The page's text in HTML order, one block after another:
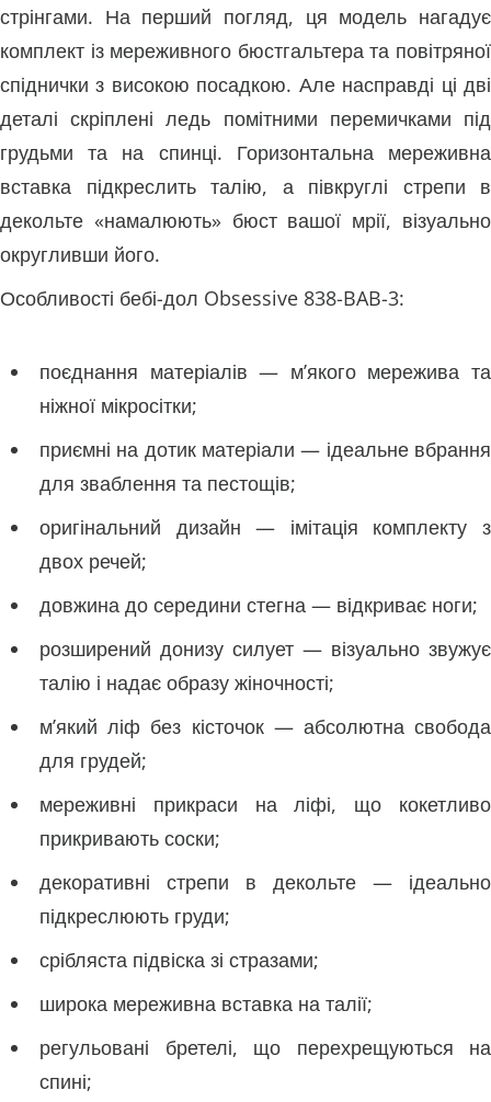
стрінгами. На перший погляд, ця модель нагадує
комплект із мереживного бюстгальтера та повітряної
спіднички з високою посадкою. Але насправді ці дві
деталі скріплені ледь помітними перемичками під
грудьми та на спинці. Горизонтальна мереживна
вставка підкреслить талію, а півкруглі стрепи в
декольте «намалюють» бюст вашої мрії, візуально
округливши його.
Особливості бебі-дол Obsessive 838-BAB-3:
поєднання матеріалів — м’якого мережива та
ніжної мікросітки;
приємні на дотик матеріали — ідеальне вбрання
для зваблення та пестощів;
оригінальний дизайн — імітація комплекту з
двох речей;
довжина до середини стегна — відкриває ноги;
розширений донизу силует — візуально звужує
талію і надає образу жіночності;
м’який ліф без кісточок — абсолютна свобода
для грудей;
мереживні прикраси на ліфі, що кокетливо
прикривають соски;
декоративні стрепи в декольте — ідеально
підкреслюють груди;
срібляста підвіска зі стразами;
широка мереживна вставка на талії;
регульовані бретелі, що перехрещуються на
спині;